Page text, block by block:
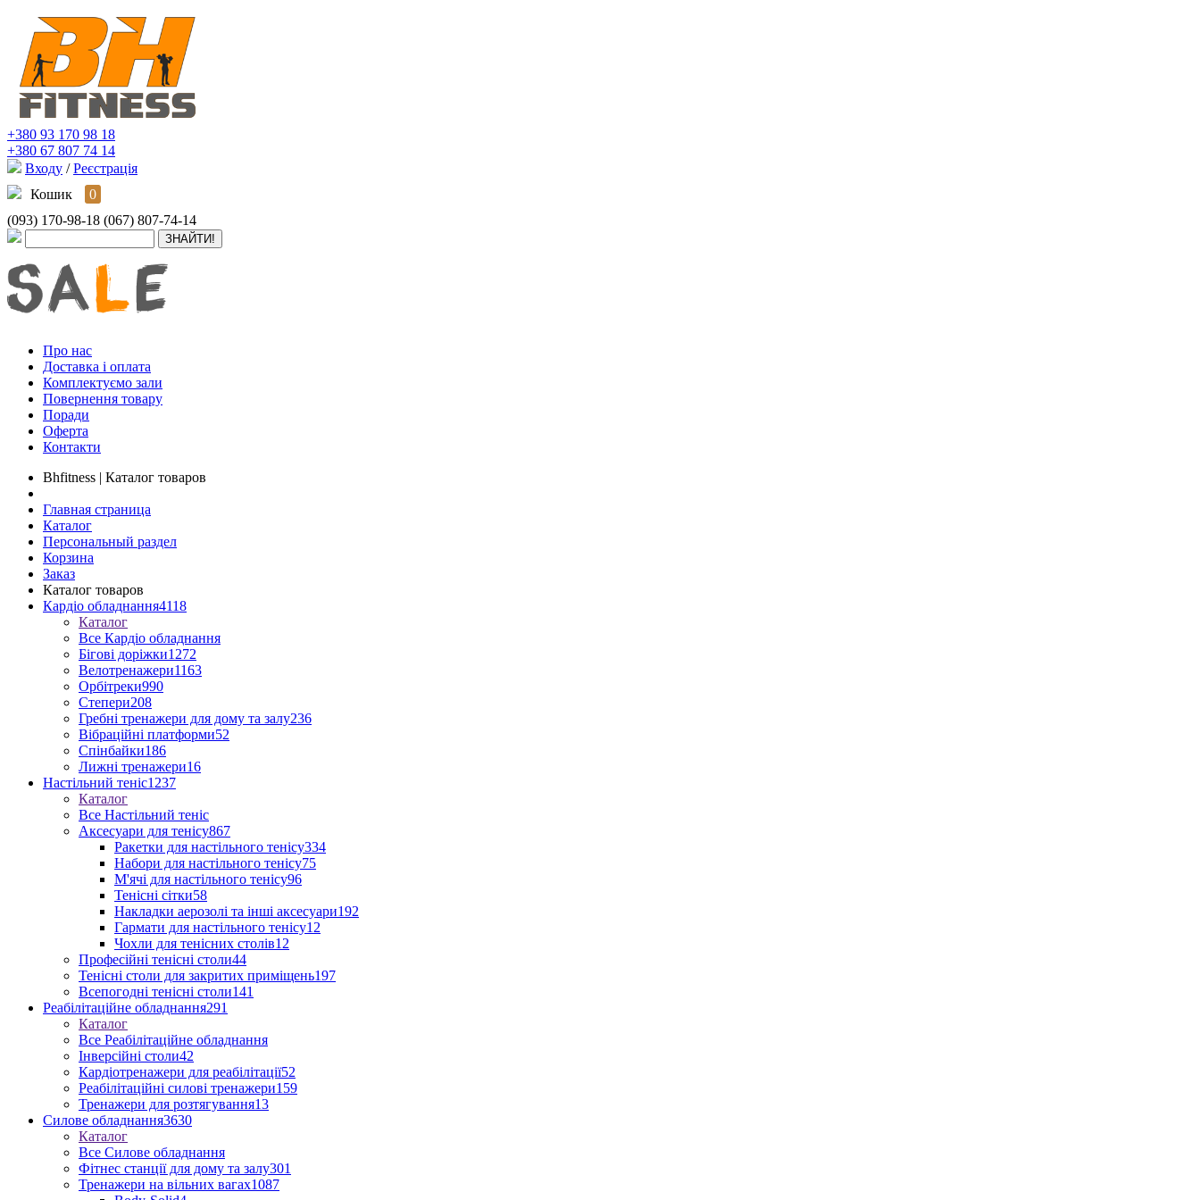
+380 93 170 98 18
+380 67 807 74 14
Входу / Реєстрація
Кошик
0
(093) 170-98-18 (067) 807-74-14
Про нас
Доставка і оплата
Комплектуємо зали
Повернення товару
Поради
Оферта
Контакти
Bhfitness | Каталог товаров
Главная страница
Каталог
Персональный раздел
Корзина
Заказ
Каталог товаров
Кардіо обладнання4118
Каталог
Все Кардіо обладнання
Бігові доріжки1272
Велотренажери1163
Орбітреки990
Степери208
Гребні тренажери для дому та залу236
Вібраційні платформи52
Спінбайки186
Лижні тренажери16
Настільний теніс1237
Каталог
Все Настільний теніс
Аксесуари для тенісу867
Ракетки для настільного тенісу334
Набори для настільного тенісу75
М'ячі для настільного тенісу96
Тенісні сітки58
Накладки аерозолі та інші аксесуари192
Гармати для настільного тенісу12
Чохли для тенісних столів12
Професійні тенісні столи44
Тенісні столи для закритих приміщень197
Всепогодні тенісні столи141
Реабілітаційне обладнання291
Каталог
Все Реабілітаційне обладнання
Інверсійні столи42
Кардіотренажери для реабілітації52
Реабілітаційні силові тренажери159
Тренажери для розтягування13
Силове обладнання3630
Каталог
Все Силове обладнання
Фітнес станції для дому та залу301
Тренажери на вільних вагах1087